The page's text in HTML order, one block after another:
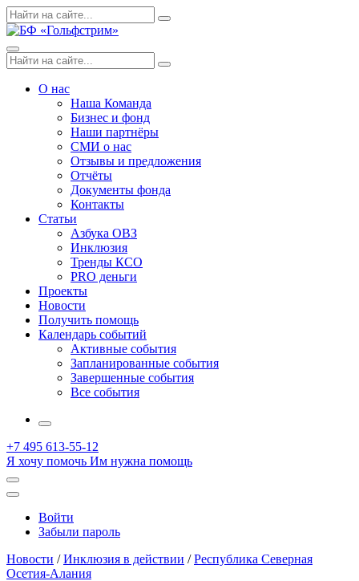
Skip
to
Поиск
по:
Search
Menu
Поиск
по:
Search
О нас
Наша Команда
Бизнес и фонд
Наши партнёры
СМИ о нас
Отзывы и предложения
Отчёты
Документы фонда
Контакты
Статьи
Азбука ОВЗ
Инклюзия
Тренды КСО
PRO деньги
Проекты
Новости
Получить помощь
Календарь событий
Активные события
Запланированные события
Завершенные события
Все события
More
+7 495 613-55-12
Я хочу помочь Им нужна помощь
Открыть
поиск
Профиль
Войти
Забыли пароль
Новости /Инклюзия в действии /Республика Северная
Осетия-Алания